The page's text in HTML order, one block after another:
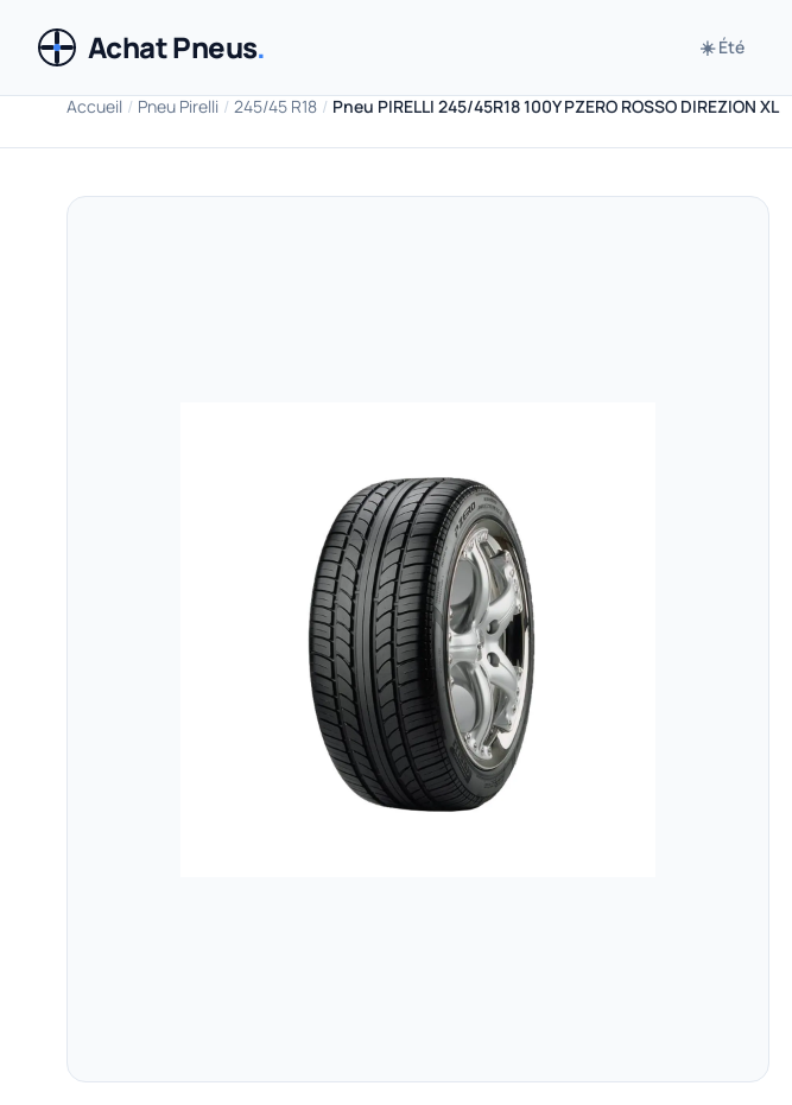
Achat Pneus. ☀️ Été
Accueil / Pneu Pirelli / 245/45 R18 / Pneu PIRELLI 245/45R18 100Y PZERO ROSSO DIREZION XL